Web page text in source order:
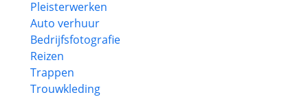
Pleisterwerken
Auto verhuur
Bedrijfsfotografie
Reizen
Trappen
Trouwkleding